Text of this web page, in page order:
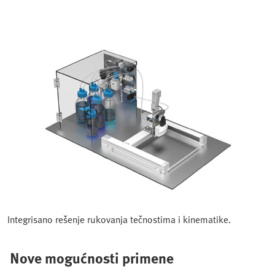
Integrisano rešenje rukovanja tečnostima i kinematike.
Nove mogućnosti primene